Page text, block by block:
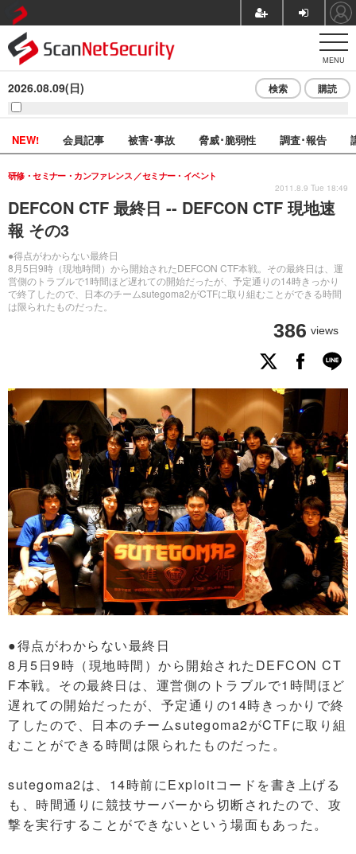
MENU
2026.08.09(日) 検索 購読
NEW! 会員記事 被害･事故 脅威･脆弱性 調査･報告
DEFCON CTF 最終日 -- DEFCON CTF 現地速
報 その3
●得点がわからない最終日
8月5日9時（現地時間）から開始されたDEFCON CTF本戦。その最終日は、運
営側のトラブルで1時間ほど遅れての開始だったが、予定通りの14時きっかり
で終了したので、日本のチームsutegoma2がCTFに取り組むことができる時間
は限られたものだった。
研修・セミナー・カンファレンス セミナー・イベント
386 views
2011.8.9 Tue 18:49
●得点がわからない最終日
8月5日9時（現地時間）から開始されたDEFCON CT
F本戦。その最終日は、運営側のトラブルで1時間ほど
遅れての開始だったが、予定通りの14時きっかりで終
了したので、日本のチームsutegoma2がCTFに取り組
むことができる時間は限られたものだった。
sutegoma2は、14時前にExploitコードを書き上げる
も、時間通りに競技サーバーから切断されたので、攻
撃を実行することができないという場面もあった。